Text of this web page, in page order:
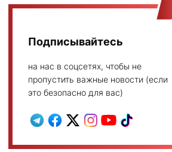
Подписывайтесь
на нас в соцсетях, чтобы не
пропустить важные новости (если
это безопасно для вас)